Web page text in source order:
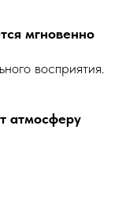
мгновенно
восприятия.
атмосферу